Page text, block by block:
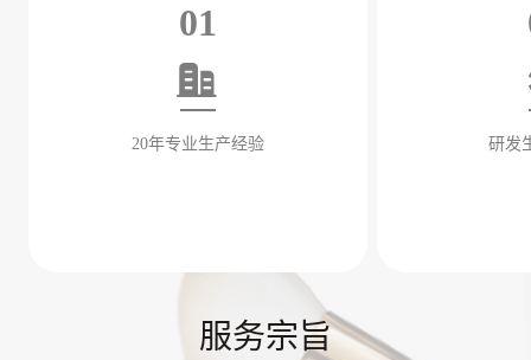
01
20年专业生产经验 研发
服务宗旨